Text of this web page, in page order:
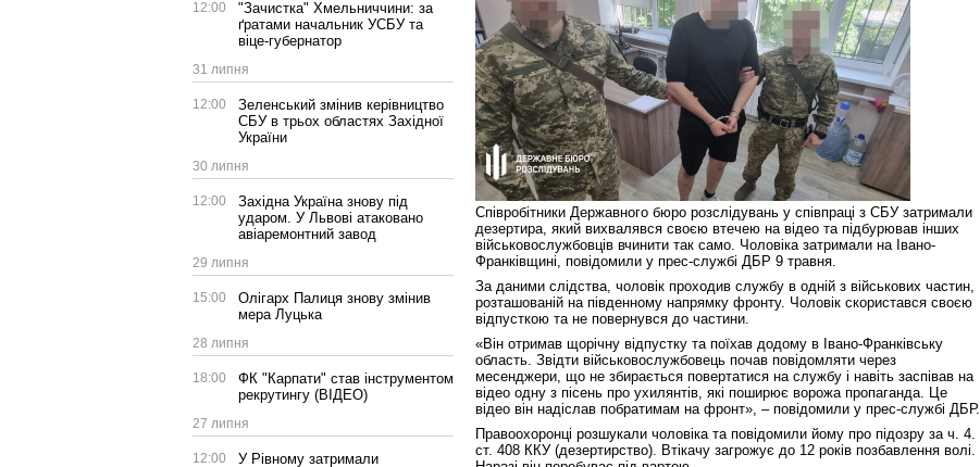
12:00
"Зачистка" Хмельниччини: за
ґратами начальник УСБУ та
віце-губернатор
31 липня
12:00
Зеленський змінив керівництво
СБУ в трьох областях Західної
України
30 липня
12:00
Західна Україна знову під
ударом. У Львові атаковано
авіаремонтний завод
29 липня
15:00
Олігарх Палиця знову змінив
мера Луцька
28 липня
18:00
ФК "Карпати" став інструментом
рекрутингу (ВІДЕО)
27 липня
12:00
У Рівному затримали
Співробітники Державного бюро розслідувань у співпраці з СБУ затримали
дезертира, який вихвалявся своєю втечею на відео та підбурював інших
військовослужбовців вчинити так само. Чоловіка затримали на Івано-
Франківщині, повідомили у прес-службі ДБР 9 травня.
За даними слідства, чоловік проходив службу в одній з військових частин,
розташованій на південному напрямку фронту. Чоловік скористався своєю
відпусткою та не повернувся до частини.
«Він отримав щорічну відпустку та поїхав додому в Івано-Франківську
область. Звідти військовослужбовець почав повідомляти через
месенджери, що не збирається повертатися на службу і навіть заспівав на
відео одну з пісень про ухилянтів, які поширює ворожа пропаганда. Це
відео він надіслав побратимам на фронт», – повідомили у прес-службі ДБР.
Правоохоронці розшукали чоловіка та повідомили йому про підозру за ч. 4.
ст. 408 ККУ (дезертирство). Втікачу загрожує до 12 років позбавлення волі.